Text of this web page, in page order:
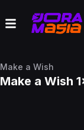
Make a Wish
Make a Wish